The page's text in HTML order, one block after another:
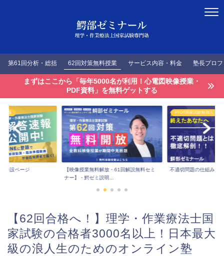
第61回分析・総括 62回対策無料授業 サービス内容・料金 塾長プロ
まずはここから「毎年5000名が利用！心電図映像授業・
PDF資料」を無料ゲットする
速報
特設ページ
【映像授業無料解放・61回解説無料セミ
ナー】・鰐ゼミ説明...
PTOT国家試験勉強法
不適切問題の仕組みを
【62回合格へ！】理学・作業療法士国
家試験の合格者3000名以上！日本最大
級の浪人生のためのオンライン塾